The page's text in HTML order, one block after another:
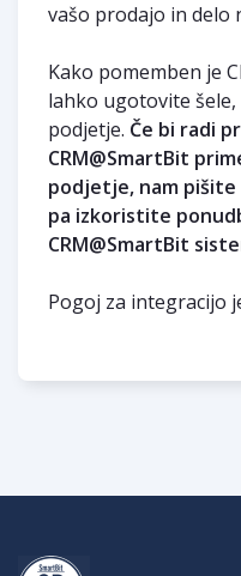
vašo prodajo in delo
Kako pomemben je
lahko ugotovite
podjetje. Če bi radi
CRM@SmartBit
podjetje, nam pišite
pa izkoristite
CRM@SmartBit
Pogoj za integracijo